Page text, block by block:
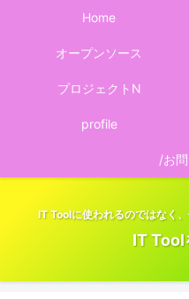
IT Toolに使われるのではなく
IT Tool
Home
オープンソース
プロジェクトN
profile
/お